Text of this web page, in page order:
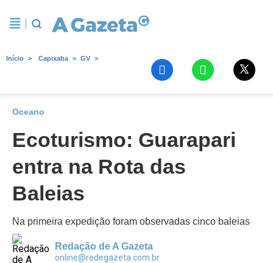
Início Capixaba GV
Oceano
Ecoturismo: Guarapari
entra na Rota das
Baleias
Na primeira expedição foram observadas cinco baleias
Redação de A Gazeta
online@redegazeta.com.br